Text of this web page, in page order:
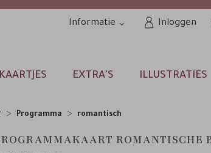
Informatie Inloggen
EXTRA'S ILLUSTRATIES
Programma romantisch
ROMANTISCHE